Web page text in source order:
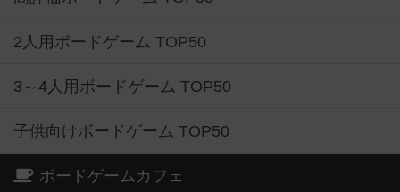
2人用ボードゲーム TOP50
3～4人用ボードゲーム TOP50
子供向けボードゲーム TOP50
ボードゲームカフェ